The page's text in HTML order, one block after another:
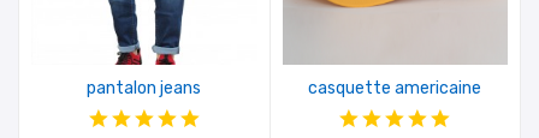
pantalon jeans casquette americaine